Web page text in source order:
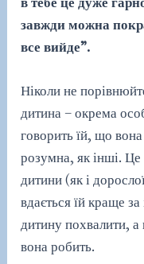
завжди можна
все вийде”.
Ніколи не
дитина – окрема
говорить їй, що
розумна, як інші. Це
дитини (як і
вдається їй краще
дитину похвалити, а
вона робить.